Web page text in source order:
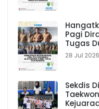
Pagi
Tugas
28 Jul 2026
Sekdis